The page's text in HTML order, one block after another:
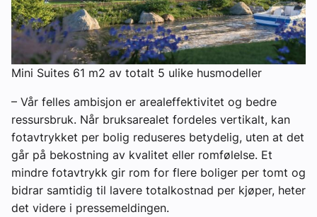
Mini Suites 61 m2 av totalt 5 ulike husmodeller
– Vår felles ambisjon er arealeffektivitet og bedre
ressursbruk. Når bruksarealet fordeles vertikalt, kan
fotavtrykket per bolig reduseres betydelig, uten at det
går på bekostning av kvalitet eller romfølelse. Et
mindre fotavtrykk gir rom for flere boliger per tomt og
bidrar samtidig til lavere totalkostnad per kjøper, heter
det videre i pressemeldingen.